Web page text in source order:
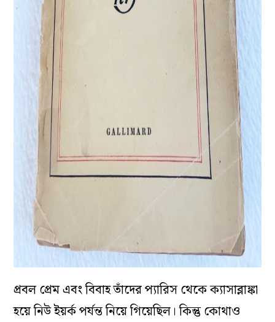
প্রবল প্রেম এবং বিবাহ তাঁদের প্যারিস থেকে ক্যাসাব্লাঙ্কা
হয়ে নিউ ইয়র্ক পর্যন্ত নিয়ে গিয়েছিল। কিন্তু কোথাও